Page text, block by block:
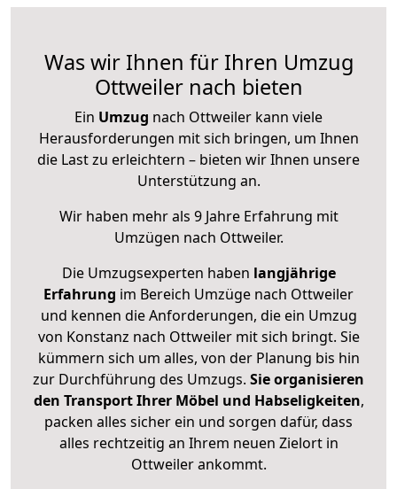
Was wir Ihnen für Ihren Umzug
Ottweiler nach bieten
Ein Umzug nach Ottweiler kann viele
Herausforderungen mit sich bringen, um Ihnen
die Last zu erleichtern – bieten wir Ihnen unsere
Unterstützung an.
Wir haben mehr als 9 Jahre Erfahrung mit
Umzügen nach Ottweiler.
Die Umzugsexperten haben langjährige
Erfahrung im Bereich Umzüge nach Ottweiler
und kennen die Anforderungen, die ein Umzug
von Konstanz nach Ottweiler mit sich bringt. Sie
kümmern sich um alles, von der Planung bis hin
zur Durchführung des Umzugs. Sie organisieren
den Transport Ihrer Möbel und Habseligkeiten,
packen alles sicher ein und sorgen dafür, dass
alles rechtzeitig an Ihrem neuen Zielort in
Ottweiler ankommt.